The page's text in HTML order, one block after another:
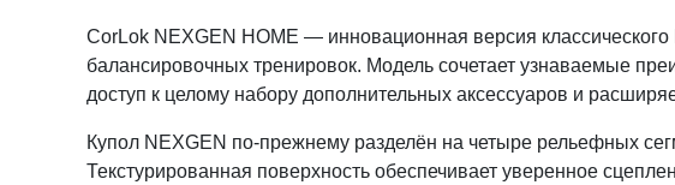
CorLok NEXGEN HOME — инновационная версия
балансировочных тренировок. Модель сочетает узнаваемые
доступ к целому набору дополнительных аксессуаров и
Купол NEXGEN по-прежнему разделён на четыре рельефных
Текстурированная поверхность обеспечивает уверенное